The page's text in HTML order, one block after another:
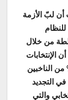
أن لبّ الأزمة
للنظام
من خلال
الإنتخابات
قاطعتها نسبة تفوق ال 59% من الناخبين
التجديد
والتي